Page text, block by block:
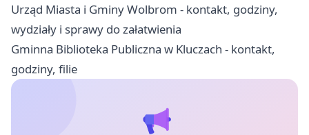
Urząd Miasta i Gminy Wolbrom - kontakt, godziny,
wydziały i sprawy do załatwienia
Gminna Biblioteka Publiczna w Kluczach - kontakt,
godziny, filie